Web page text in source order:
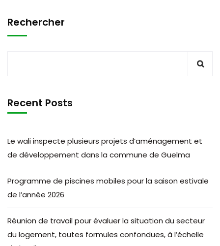
Rechercher
Recent Posts
Le wali inspecte plusieurs projets d’aménagement et
de développement dans la commune de Guelma
Programme de piscines mobiles pour la saison estivale
de l’année 2026
Réunion de travail pour évaluer la situation du secteur
du logement, toutes formules confondues, à l’échelle